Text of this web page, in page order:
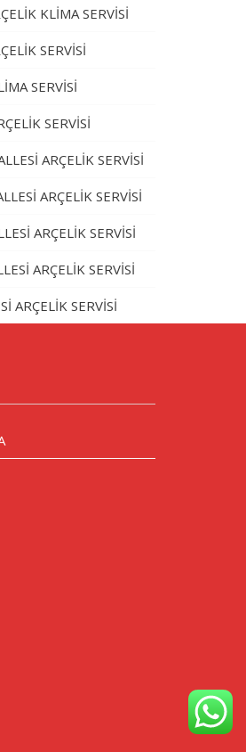
KLİMA SERVİSİ
SERVİSİ
SERVİSİ
SERVİSİ
ARÇELİK SERVİSİ
ARÇELİK SERVİSİ
ARÇELİK SERVİSİ
ARÇELİK SERVİSİ
ARÇELİK SERVİSİ